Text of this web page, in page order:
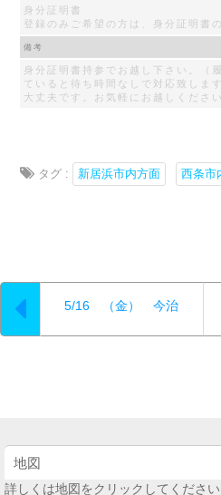
身分証明書
登録のみご希望の方は、身分証明書
備考
身分証明書持参でお越し下さい。（
ていると待ち時間なしで対応致しま
大丈夫です。お気軽にお越しください
タグ : 新居浜市内方面 西条市
5/16 （金） 今治
地図
詳しくは地図をクリックしてください